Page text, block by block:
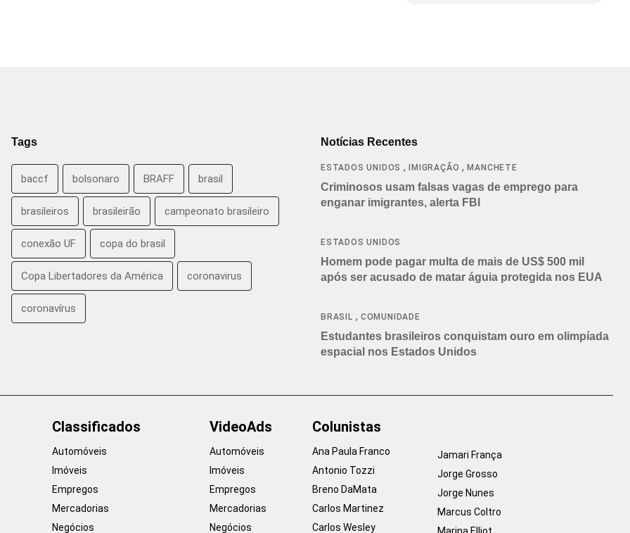
Tags
baccf bolsonaro BRAFF brasil
brasileiros brasileirão campeonato brasileiro
conexão UF copa do brasil
Copa Libertadores da América coronavirus
coronavírus
Notícias Recentes
ESTADOS UNIDOS , IMIGRAÇÃO ,MANCHETE
Criminosos usam falsas vagas de emprego para
enganar imigrantes, alerta FBI
ESTADOS UNIDOS
Homem pode pagar multa de mais de US$ 500 mil
após ser acusado de matar águia protegida nos EUA
BRASIL , COMUNIDADE
Estudantes brasileiros conquistam ouro em olimpíada
espacial nos Estados Unidos
Classificados
Automóveis
Imóveis
Empregos
Mercadorias
Negócios
VideoAds
Automóveis
Imóveis
Empregos
Mercadorias
Negócios
Colunistas
Ana Paula Franco
Antonio Tozzi
Breno DaMata
Carlos Martinez
Carlos Wesley
Jamari França
Jorge Grosso
Jorge Nunes
Marcus Coltro